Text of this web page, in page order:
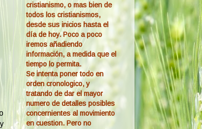
cristianismo, o mas bien de
todos los cristianismos,
desde sus inicios hasta el
día de hoy. Poco a poco
iremos añadiendo
información, a medida que el
tiempo lo permita.
Se intenta poner todo en
orden cronologico, y
tratando de dar el mayor
numero de detalles posibles
concernientes al movimiento
en cuestion. Pero no